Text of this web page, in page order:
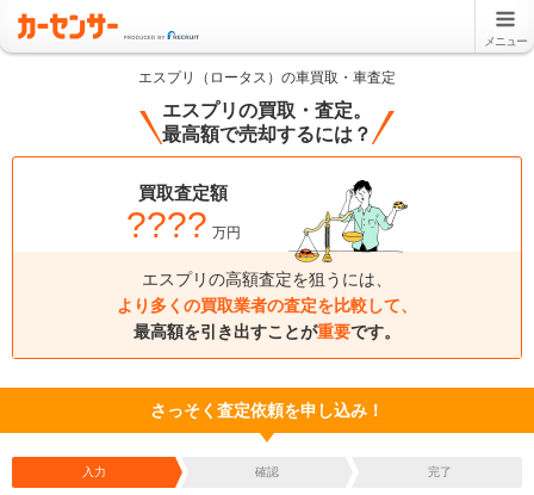
メニュー
エスプリ（ロータス）の車買取・車査定
エスプリの買取・査定。
最高額で売却するには？
買取査定額
???? 万円
エスプリの高額査定を狙うには、
より多くの買取業者の査定を比較して、
最高額を引き出すことが重要です。
さっそく査定依頼を申し込み！
入力 確認 完了